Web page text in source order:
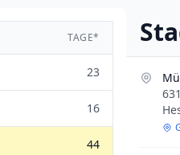
TAGE*
23
16
44